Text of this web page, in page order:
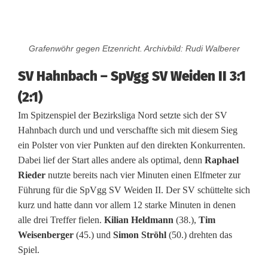
z
i
r
k
s
l
i
g
Grafenwöhr gegen Etzenricht. Archivbild: Rudi Walberer
SV Hahnbach – SpVgg SV Weiden II 3:1
(2:1)
Im Spitzenspiel der Bezirksliga Nord setzte sich der SV
Hahnbach durch und und verschaffte sich mit diesem Sieg
ein Polster von vier Punkten auf den direkten Konkurrenten.
Dabei lief der Start alles andere als optimal, denn Raphael
Rieder nutzte bereits nach vier Minuten einen Elfmeter zur
Führung für die SpVgg SV Weiden II. Der SV schüttelte sich
kurz und hatte dann vor allem 12 starke Minuten in denen
alle drei Treffer fielen. Kilian Heldmann (38.), Tim
Weisenberger (45.) und Simon Ströhl (50.) drehten das
Spiel.